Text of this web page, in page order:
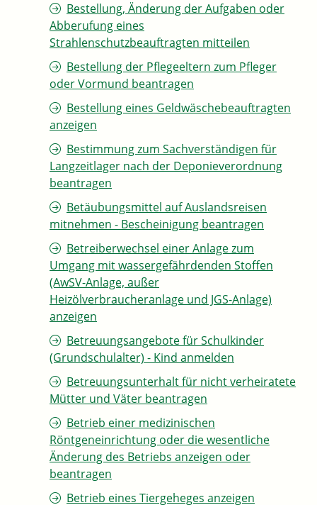
Bestellung, Änderung der Aufgaben oder
Abberufung eines
Strahlenschutzbeauftragten mitteilen
Bestellung der Pflegeeltern zum Pfleger
oder Vormund beantragen
Bestellung eines Geldwäschebeauftragten
anzeigen
Bestimmung zum Sachverständigen für
Langzeitlager nach der Deponieverordnung
beantragen
Betäubungsmittel auf Auslandsreisen
mitnehmen - Bescheinigung beantragen
Betreiberwechsel einer Anlage zum
Umgang mit wassergefährdenden Stoffen
(AwSV-Anlage, außer
Heizölverbraucheranlage und JGS-Anlage)
anzeigen
Betreuungsangebote für Schulkinder
(Grundschulalter) - Kind anmelden
Betreuungsunterhalt für nicht verheiratete
Mütter und Väter beantragen
Betrieb einer medizinischen
Röntgeneinrichtung oder die wesentliche
Änderung des Betriebs anzeigen oder
beantragen
Betrieb eines Tiergeheges anzeigen